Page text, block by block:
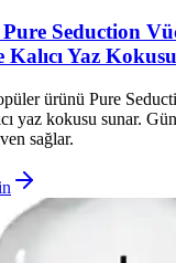
Seduction
Kalıcı Yaz Kokusu
ürünü Pure
yaz kokusu sunar.
sağlar.